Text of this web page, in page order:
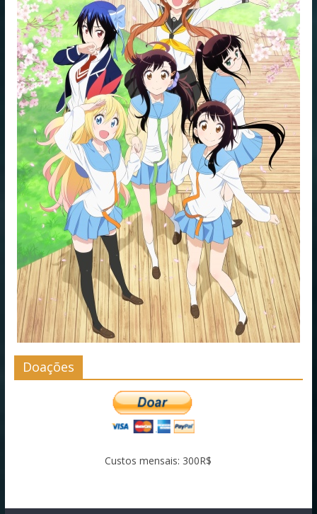
Doações
Custos mensais: 300R$